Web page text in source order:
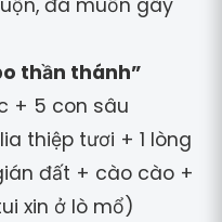
đá muốn gãy
thần thánh”
+ 5 con sâu
thiệp tươi + 1 lòng
đất + cào cào +
xin ở lò mổ)